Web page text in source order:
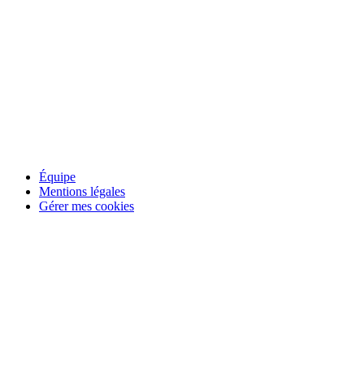
Équipe
Mentions légales
Gérer mes cookies